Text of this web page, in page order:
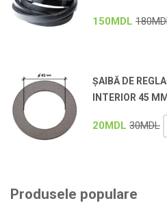
150 MDL 180
ȘAIBĂ DE
INTERIOR 45
20 MDL 30MDL
Produsele populare